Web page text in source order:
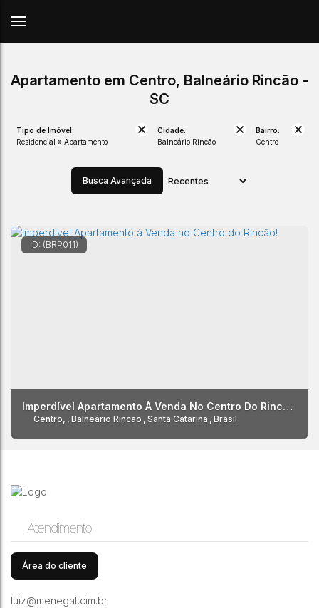
Apartamento em Centro, Balneário Rincão -
SC
Tipo de Imóvel:
Residencial » Apartamento
Cidade:
Balneário Rincão
Bairro:
Centro
Busca Avançada
(BRP011)
Imperdível Apartamento À Venda No Centro Do Rincão!
Centro , Balneário Rincão , Santa Catarina , Brasil
Atendimento
Área do cliente
luiz@menegat.cim.br